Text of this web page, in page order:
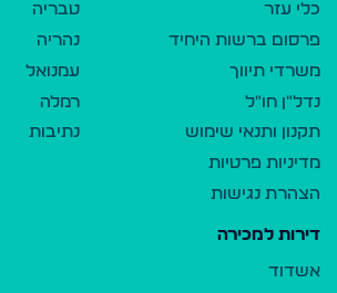
כלי עזר
פרסום ברשות היחיד
משרדי תיווך
נדל"ן חו"ל
תקנון ותנאי שימוש
מדיניות פרטיות
הצהרת נגישות
טבריה
נהריה
עמנואל
רמלה
נתיבות
דירות למכירה
אשדוד